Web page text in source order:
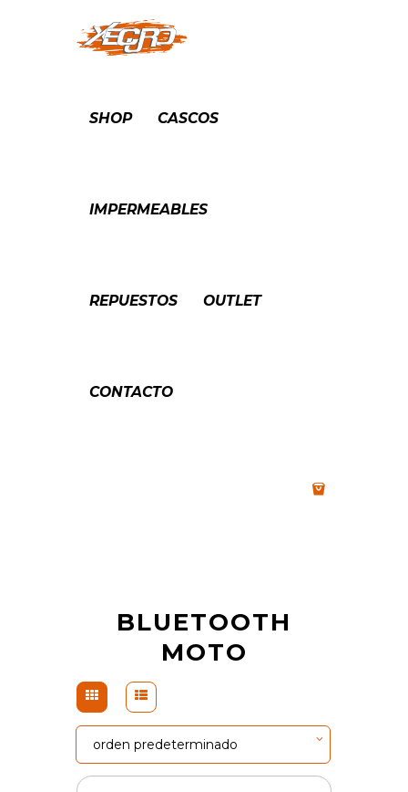
SHOP CASCOS
IMPERMEABLES
REPUESTOS OUTLET
CONTACTO
BLUETOOTH
MOTO